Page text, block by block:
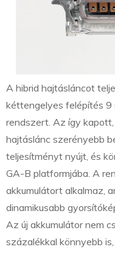
A hibrid hajtásláncot
kéttengelyes felépítés 9
rendszert. Az így
hajtáslánc szerényebb
teljesítményt nyújt, és
GA-B platformjába. A
akkumulátort alkalmaz,
dinamikusabb
Az új akkumulátor nem
százalékkal könnyebb